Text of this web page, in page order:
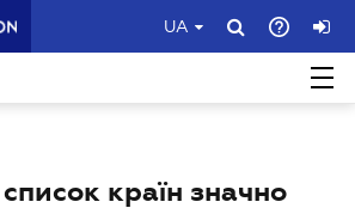
UA
країн значно